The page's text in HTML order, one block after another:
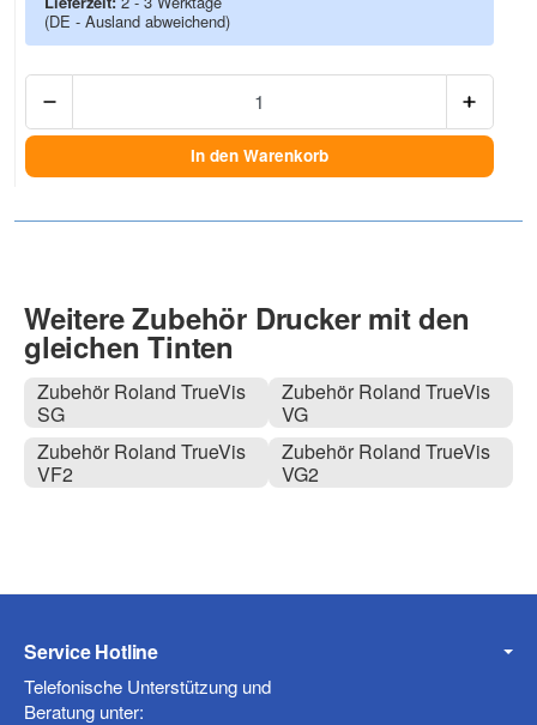
(DE - Ausland abweichend)
In den Warenkorb
Weitere Zubehör Drucker mit den
gleichen Tinten
Zubehör Roland TrueVis
SG
Zubehör Roland TrueVis
VF2
Zubehör Roland TrueVis
VG
Zubehör Roland TrueVis
VG2
Service Hotline
Telefonische Unterstützung und
Beratung unter: